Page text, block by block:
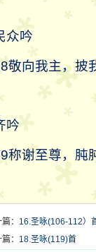
众吟
敬向我主，披
吟
称谢至尊，肫
： 16.圣咏(106-112）
篇： 18.圣咏(119)首